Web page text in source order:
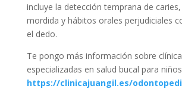
incluye la detección temprana de
mordida y hábitos orales perjudiciales
el dedo.
Te pongo más información sobre
especializadas en salud bucal para
https://clinicajuangil.es/